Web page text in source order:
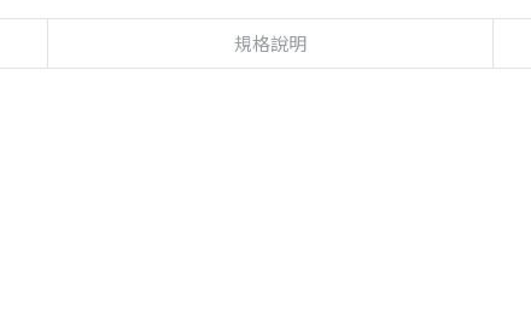
規格說明